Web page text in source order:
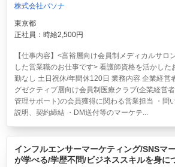
株式会社パソナ
東京都
正社員：時給2,500円
【仕事内容】<富裕層向け会員制メディカルサロ
した営業職のお仕事です> 看護師資格を活かした
勤なし 土日祝休/年間休120日 業務内容 企業経営
グゼクティブ層向け会員制医療クラブ(企業経営
管理サポート)の会員獲得に関わる営業担当 ・問
説明、契約締結 ・DM送付等のマーケテ...
インフルエンサーマーケティング/SNSマ
が学べる/学歴不問/ビジネススキルを身に